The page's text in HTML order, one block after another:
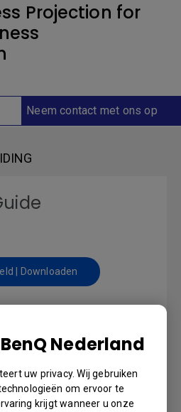
Nederland
uw privacy. Wij gebruiken
om ervoor te
krijgt wanneer u onze
Projection for
Neem contact met ons op
| Downloaden